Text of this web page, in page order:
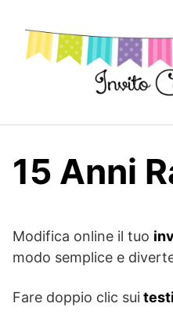
content
15 Anni
Modifica online il tuo
modo semplice e
Fare doppio clic sui